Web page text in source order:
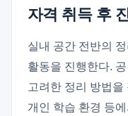
자격 취득 후
실내 공간 전반의
활동을 진행한다.
고려한 정리 방법을
개인 학습 환경 등